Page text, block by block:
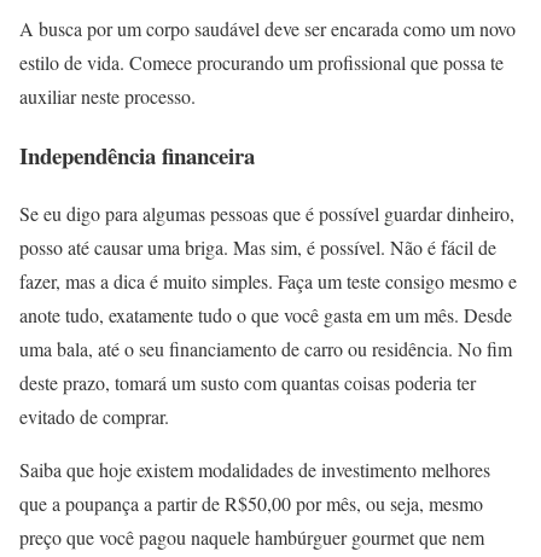
A busca por um corpo saudável deve ser encarada como um novo
estilo de vida. Comece procurando um profissional que possa te
auxiliar neste processo.
Independência financeira
Se eu digo para algumas pessoas que é possível guardar dinheiro,
posso até causar uma briga. Mas sim, é possível. Não é fácil de
fazer, mas a dica é muito simples. Faça um teste consigo mesmo e
anote tudo, exatamente tudo o que você gasta em um mês. Desde
uma bala, até o seu financiamento de carro ou residência. No fim
deste prazo, tomará um susto com quantas coisas poderia ter
evitado de comprar.
Saiba que hoje existem modalidades de investimento melhores
que a poupança a partir de R$50,00 por mês, ou seja, mesmo
preço que você pagou naquele hambúrguer gourmet que nem